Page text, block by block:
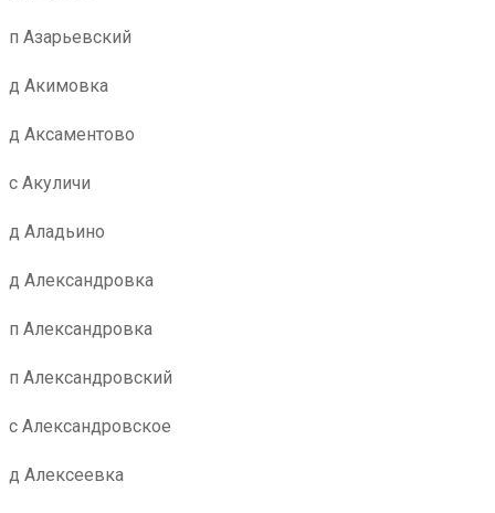
п Азарьевский
д Акимовка
д Аксаментово
с Акуличи
д Аладьино
д Александровка
п Александровка
п Александровский
с Александровское
д Алексеевка